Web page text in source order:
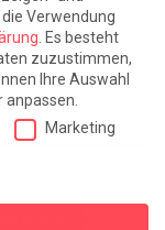
Verwendung
Es besteht
zuzustimmen,
Ihre Auswahl
Marketing